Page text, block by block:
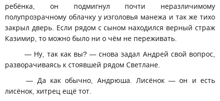
ребёнка, он подмигнул почти неразличимому
полупрозрачному облачку у изголовья манежа и так же тихо
закрыл дверь. Если рядом с сыном находился верный страж
Казимир, то можно было ни о чём не переживать.
— Ну, так как вы? — снова задал Андрей свой вопрос,
разворачиваясь к стоявшей рядом Светлане.
— Да как обычно, Андрюша. Лисёнок — он и есть
лисёнок, хитрец ещё тот.